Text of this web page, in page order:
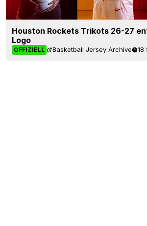
Houston Rockets Trikots 26-27
Logo
OFFIZIELL Basketball Jersey Archive 18